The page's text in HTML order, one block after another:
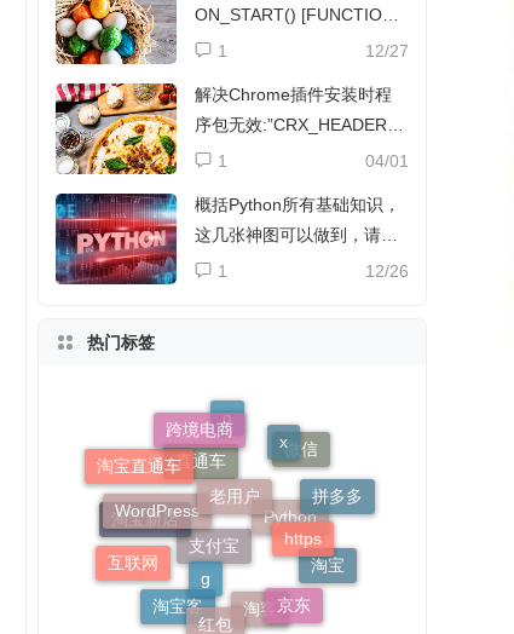
ON_START() [FUNCTION.
SESSION-START]解决方法
12/27
1
解决Chrome插件安装时程
序包无效:”CRX_HEADER_I
NVALID”
04/01
1
概括Python所有基础知识，
这几张神图可以做到，请收
下
12/26
1
热门标签
直通车
q
微信
Python
支付宝
淘宝新店
淘宝直通车
跨境电商 x
拼多多
淘宝
淘客
淘宝客
互联网
WordPress
老用户
https
京东
红包
g